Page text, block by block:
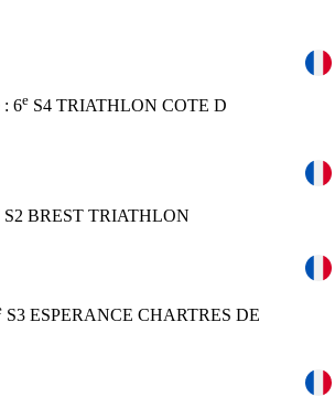
: 6e S4 TRIATHLON COTE D
S2 BREST TRIATHLON
S3 ESPERANCE CHARTRES DE